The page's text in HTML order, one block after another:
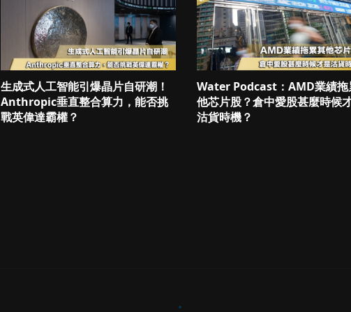
生成式人工智能引爆晶片自研潮！
Anthropic垂直整合算力，能否挑
戰英偉達霸權？
Water Podcast：AMD業績拖
他芯片股？倉中愛股甚麼時候
沽貨時機？